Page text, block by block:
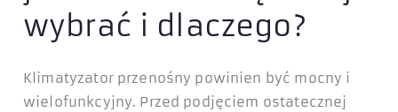
wybrać i dlaczego?
Klimatyzator przenośny powinien być mocny i
wielofunkcyjny. Przed podjęciem ostatecznej